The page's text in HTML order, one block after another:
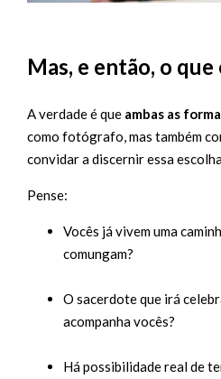
Mas, e então, o
A verdade é que ambas as
como fotógrafo, mas também
convidar a discernir essa
Pense:
Vocês já vivem uma
comungam?
O sacerdote que irá
acompanha vocês?
Há possibilidade real de